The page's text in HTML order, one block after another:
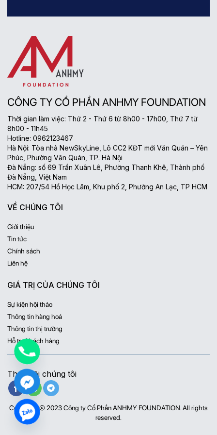
CÔNG TY CỔ PHẦN ANHMY FOUNDATION
Thời gian làm việc: Thứ 2 - Thứ 6 từ 8h00 - 17h00, Thứ 7 từ
8h00 - 11h45
Hotline: 0962123467
Hà Nội: Tòa nhà NewSkyLine, Lô CC2 KĐT mới Văn Quán – Yên
Phúc, Phường Văn Quán, TP. Hà Nội
Đà Nẵng: số 69 Trần Xuân Lê, Phường Thanh Khê, Thành phố
Đà Nẵng, Việt Nam
HCM: 207/54 Hồ Học Lãm, Khu phố 2, Phường An Lạc, TP HCM
VỀ CHÚNG TÔI
Giới thiệu
Tin tức
Chính sách
Liên hệ
GIÁ TRỊ CỦA CHÚNG TÔI
Sự kiện hội thảo
Thông tin hàng hoá
Thông tin thị trường
Hỗ trợ khách hàng
Theo dõi chúng tôi
Copyright © 2023 Công ty Cổ Phần ANHMY FOUNDATION. All rights
reserved.